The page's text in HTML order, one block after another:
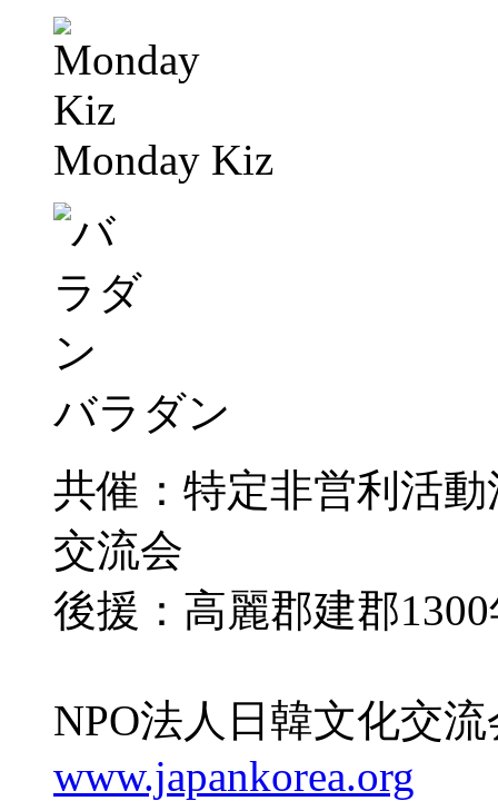
Monday Kiz
バラダン
共催：特定非営利活
交流会
後援：高麗郡建郡
NPO法人日韓文化交流
www.japankorea.org